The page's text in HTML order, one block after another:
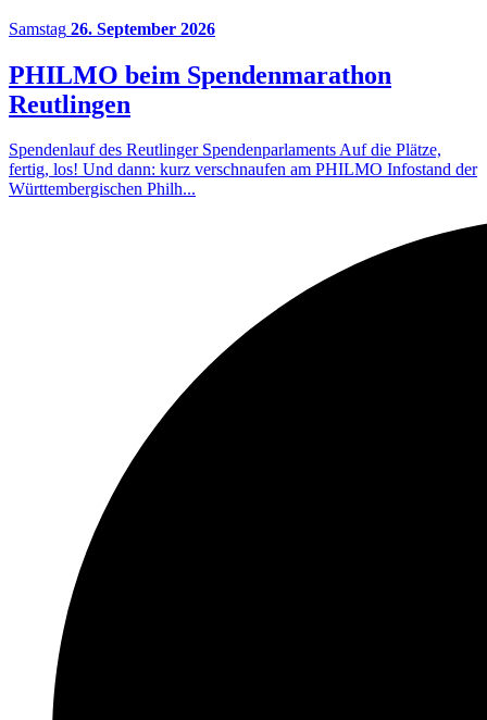
Samstag 26. September 2026
PHILMO beim Spendenmarathon
Reutlingen
Spendenlauf des Reutlinger Spendenparlaments Auf die Plätze,
fertig, los! Und dann: kurz verschnaufen am PHILMO Infostand der
Württembergischen Philh...